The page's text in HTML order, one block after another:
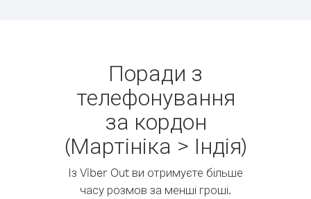
Поради з
телефонування
за кордон
(Мартініка > Індія)
Із Viber Out ви отримуєте більше
часу розмов за менші гроші.